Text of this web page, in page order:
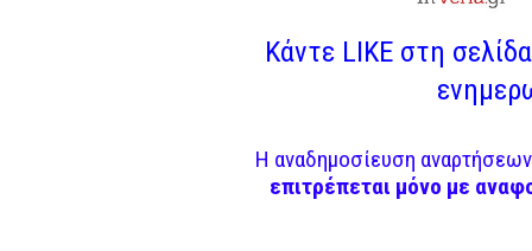
Κάντε LIKE στη
Η αναδημοσίευση
επιτρέπεται μόνο με